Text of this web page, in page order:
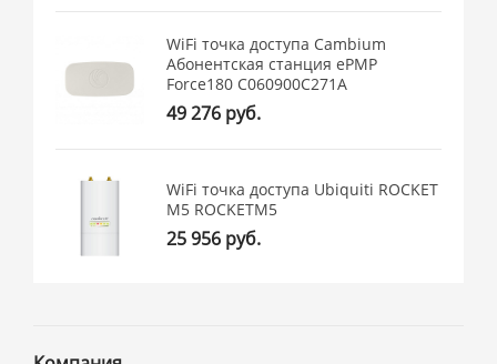
WiFi точка доступа Cambium
Абонентская станция ePMP
Force180 C060900C271A
49 276 руб.
WiFi точка доступа Ubiquiti ROCKET
M5 ROCKETM5
25 956 руб.